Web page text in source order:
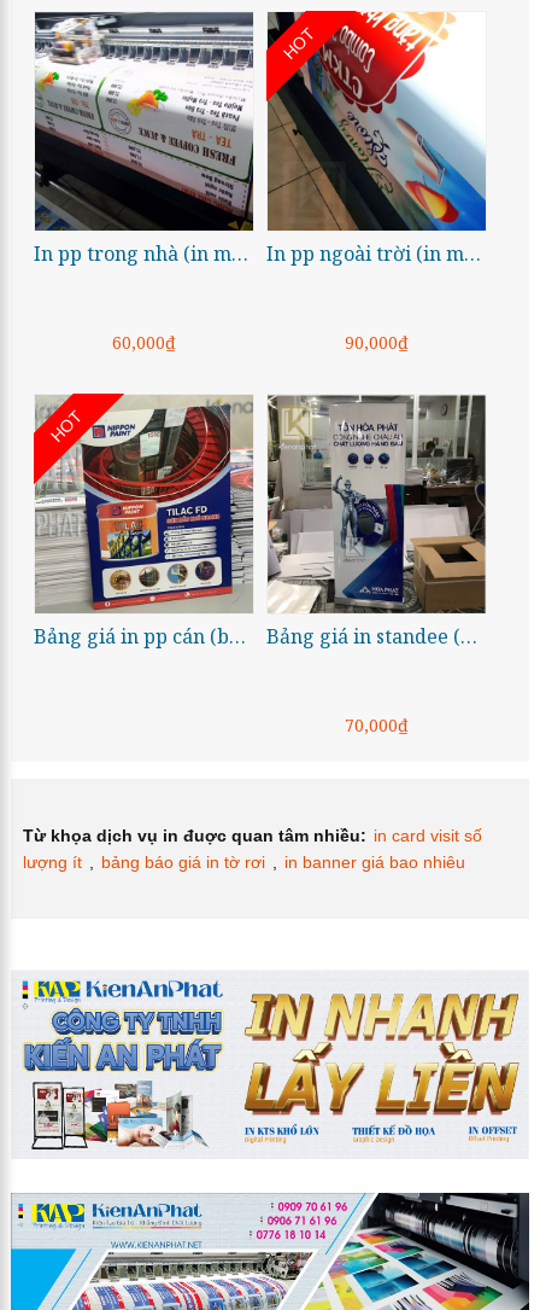
In pp trong nhà (in mực nước)
60,000₫
HOT
In pp ngoài trời (in mực gốc dầu)
90,000₫
HOT
Bảng giá in pp cán (bồi) format (formex) Bảng giá in standee (poster) 60×160 cm và 80×180 cm
70,000₫
Từ khọa dịch vụ in đuợc quan tâm nhiều: in card visit số
lượng ít
bảng báo giá in tờ rơi in banner giá bao nhiêu